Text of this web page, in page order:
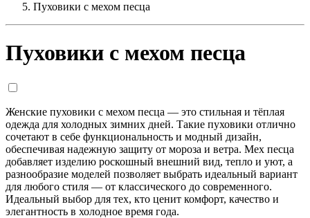
Пуховики с мехом песца
Пуховики с мехом песца
Женские пуховики с мехом песца — это стильная и тёплая
одежда для холодных зимних дней. Такие пуховики отлично
сочетают в себе функциональность и модный дизайн,
обеспечивая надежную защиту от мороза и ветра. Мех песца
добавляет изделию роскошный внешний вид, тепло и уют, а
разнообразие моделей позволяет выбрать идеальный вариант
для любого стиля — от классического до современного.
Идеальный выбор для тех, кто ценит комфорт, качество и
элегантность в холодное время года.